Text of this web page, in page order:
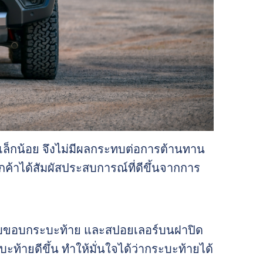
ล็กน้อย จึงไม่มีผลกระทบต่อการต้านทาน
าได้สัมผัสประสบการณ์ที่ดีขึ้นจากการ
อบกระบะท้าย และสปอยเลอร์บนฝาปิด
ะท้ายดีขึ้น ทำให้มั่นใจได้ว่ากระบะท้ายได้